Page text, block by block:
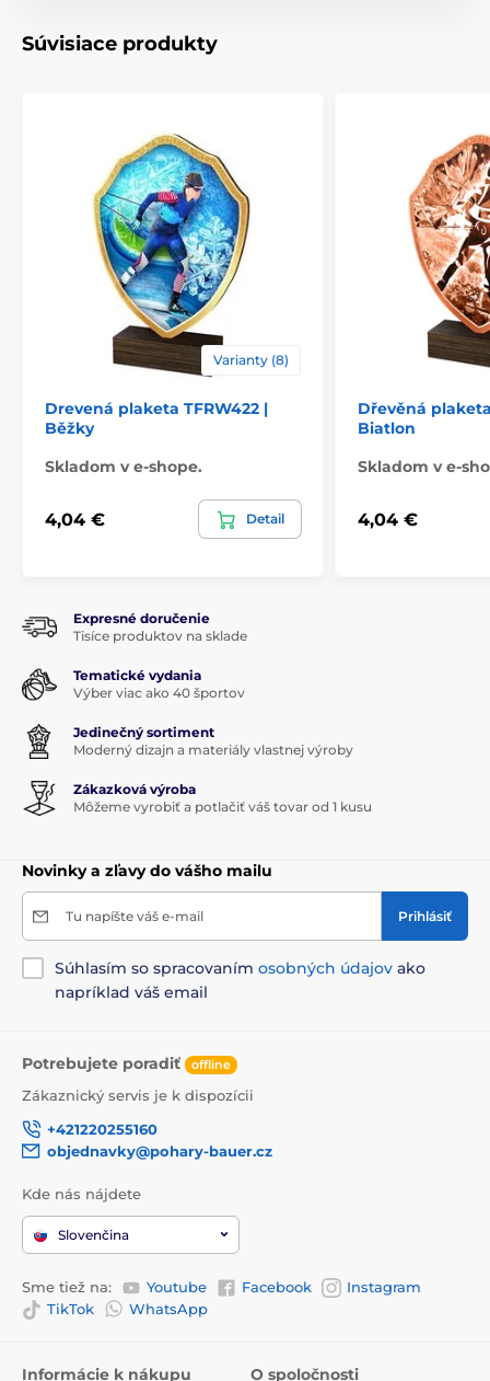
Motív
Spôsob personalizácie
Súvisiace produkty
Varianty (8)
Drevená plaketa TFRW422 |
Běžky
Skladom v e-shope.
4,04 € Detail
Dřevěná
Biatlon
Skladom v e-
4,04 €
Expresné doručenie
Tisíce produktov na sklade
Tematické vydania
Výber viac ako 40 športov
Jedinečný sortiment
Moderný dizajn a materiály vlastnej výroby
Zákazková výroba
Môžeme vyrobiť a potlačiť váš tovar od 1 kusu
Novinky a zľavy do vášho mailu
Tu napíšte váš e-mail Prihlásiť
Súhlasím so spracovaním osobných údajov ako
napríklad váš email
Potrebujete poradiť offline
Zákaznický servis je k dispozícii
+421220255160
objednavky@pohary-bauer.cz
Kde nás nájdete
Slovenčina
Sme tiež na: Youtube Facebook
Instagram
TikTok
WhatsApp
Informácie k nákupu O spoločnosti